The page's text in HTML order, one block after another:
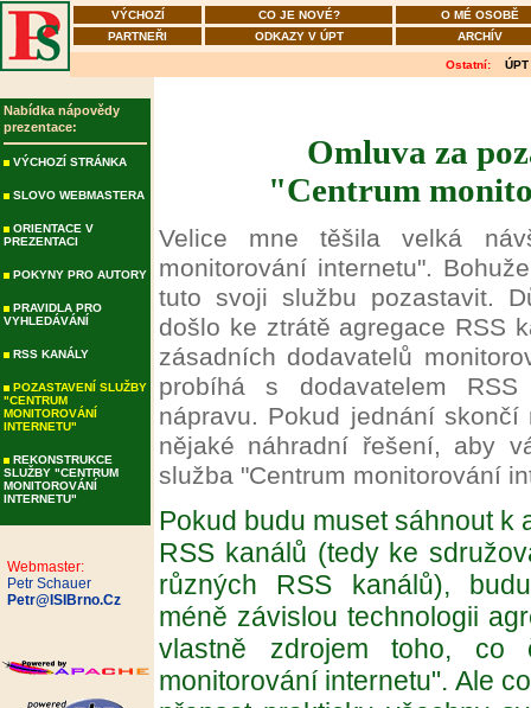
VÝCHOZÍ CO JE NOVÉ?
O MÉ OSOBĚ
PARTNEŘI
ODKAZY V ÚPT ARCHÍV
Ostatní: ÚPT
Nabídka nápovědy
prezentace:
VÝCHOZÍ STRÁNKA
SLOVO WEBMASTERA
ORIENTACE V
PREZENTACI
POKYNY PRO AUTORY
PRAVIDLA PRO
VYHLEDÁVÁNÍ
RSS KANÁLY
POZASTAVENÍ SLUŽBY
"CENTRUM
MONITOROVÁNÍ
INTERNETU"
REKONSTRUKCE
SLUŽBY "CENTRUM
MONITOROVÁNÍ
INTERNETU"
Webmaster:
Petr Schauer
Petr@ISIBrno.Cz
Omluva za
"Centrum
Velice mne těšila velká
monitorování internetu".
tuto svoji službu pozastavit.
došlo ke ztrátě agregace RSS
zásadních dodavatelů
probíhá s dodavatelem
nápravu. Pokud jednání
nějaké náhradní řešení, aby
služba "Centrum monitorování
Pokud budu muset sáhnout k
RSS kanálů (tedy ke
různých RSS kanálů),
méně závislou technologii
vlastně zdrojem toho, co
monitorování internetu". Ale